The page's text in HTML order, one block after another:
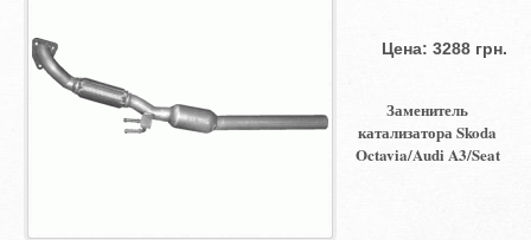
Цена: 3288 грн.
Заменитель
катализатора Skoda
Octavia/Audi A3/Seat